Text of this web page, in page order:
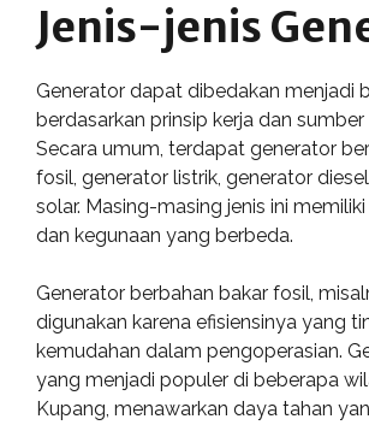
Jenis-jenis
Generator dapat dibedakan menjadi
berdasarkan prinsip kerja dan sumber
Secara umum, terdapat generator
fosil, generator listrik, generator
solar. Masing-masing jenis ini
dan kegunaan yang berbeda.
Generator berbahan bakar fosil,
digunakan karena efisiensinya yang
kemudahan dalam pengoperasian.
yang menjadi populer di beberapa
Kupang, menawarkan daya tahan